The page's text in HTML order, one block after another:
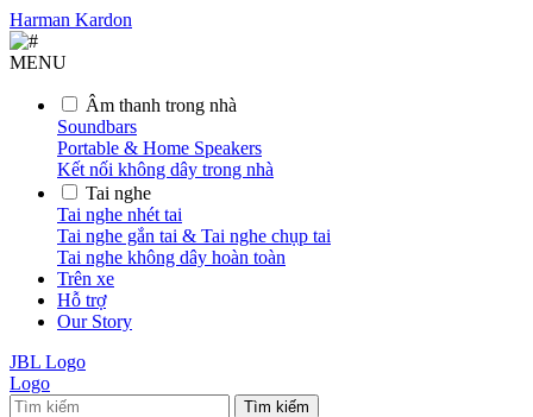
Harman Kardon
MENU
Âm thanh trong nhà
Soundbars
Portable & Home Speakers
Kết nối không dây trong nhà
Tai nghe
Tai nghe nhét tai
Tai nghe gắn tai & Tai nghe chụp tai
Tai nghe không dây hoàn toàn
Trên xe
Hỗ trợ
Our Story
JBL Logo
Logo
Tìm kiếm